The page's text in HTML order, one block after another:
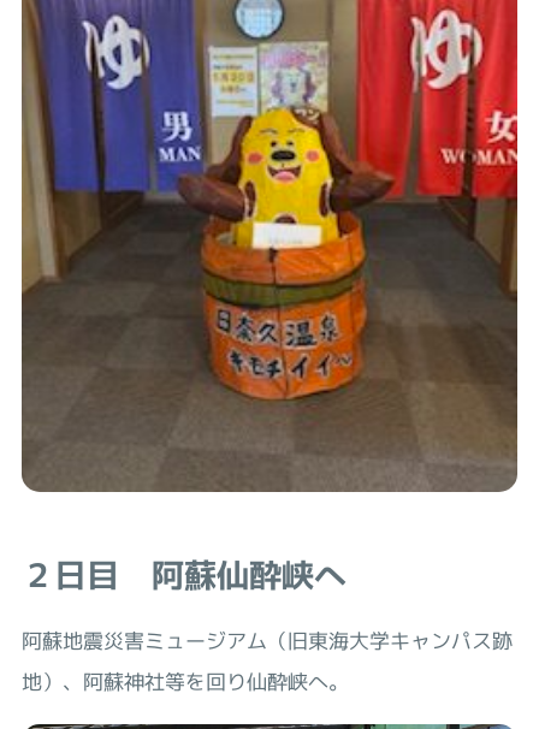
２日目 阿蘇仙酔峡へ
阿蘇地震災害ミュージアム（旧東海大学キャンパス跡
地）、阿蘇神社等を回り仙酔峡へ。